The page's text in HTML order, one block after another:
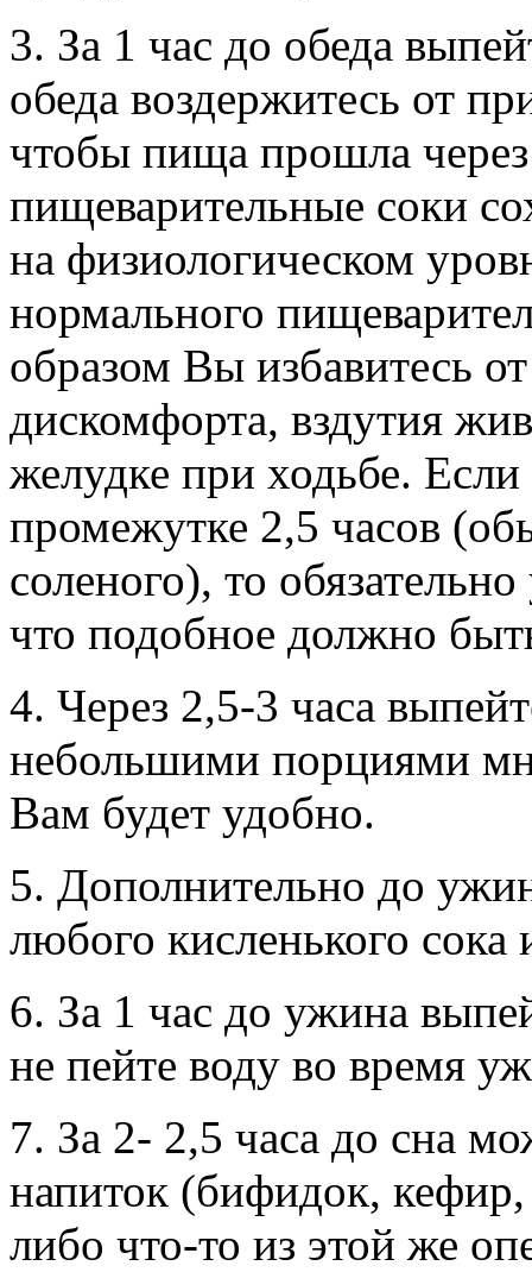
3. За 1 час до обеда
обеда воздержитесь от
чтобы пища прошла
пищеварительные соки
на физиологическом
нормального
образом Вы избавитесь
дискомфорта, вздутия
желудке при ходьбе. Если
промежутке 2,5 часов
соленого), то
что подобное должно
4. Через 2,5-3 часа
небольшими порциями
Вам будет удобно.
5. Дополнительно до
любого кисленького сока
6. За 1 час до ужина
не пейте воду во время
7. За 2- 2,5 часа до сна
напиток (бифидок,
либо что-то из этой же